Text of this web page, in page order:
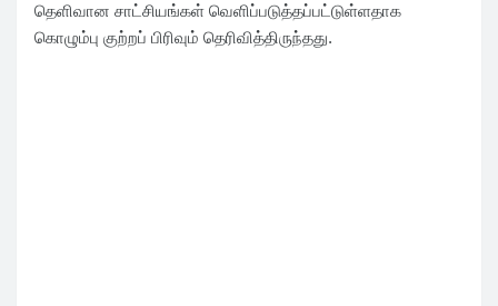
தெளிவான சாட்சியங்கள் வெளிப்படுத்தப்பட்டுள்ளதாக
கொழும்பு குற்றப் பிரிவும் தெரிவித்திருந்தது.